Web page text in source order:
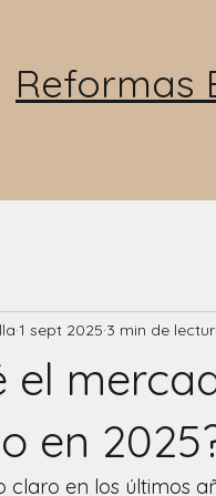
Reformas
el
en
1 sept 2025 3 min de
claro en los últimos